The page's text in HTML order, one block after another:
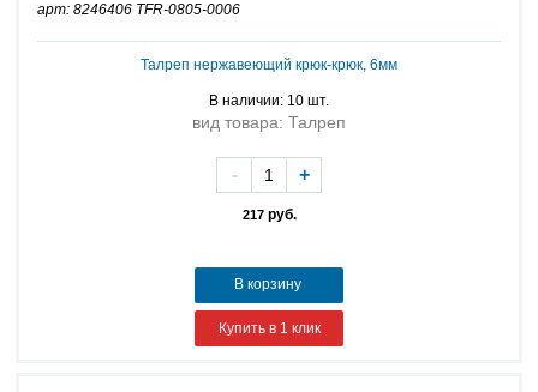
арт: 8246406 TFR-0805-0006
Талреп нержавеющий крюк-крюк, 6мм
В наличии: 10 шт.
вид товара: Талреп
217руб.
- +
В корзину
Купить в 1 клик